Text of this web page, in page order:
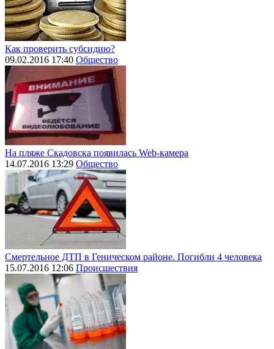
Как проверить субсидию?
09.02.2016 17:40 Общество
На пляже Скадовска появилась Web-камера
14.07.2016 13:29 Общество
Смертельное ДТП в Геническом районе. Погибли 4 человека
15.07.2016 12:06 Происшествия